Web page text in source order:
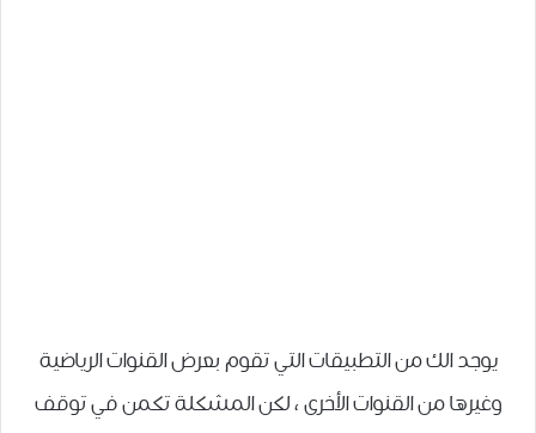
يوجد الك من التطبيقات التي تقوم بعرض القنوات الرياضية
وغيرها من القنوات الأخرى ، لكن المشكلة تكمن في توقف